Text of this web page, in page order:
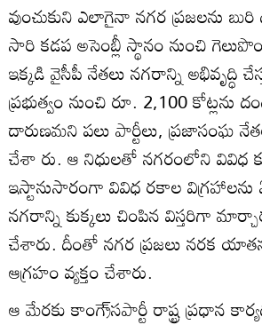
వుంచుకుని ఎలాగైనా నగర ప్రజలను
సారి కడప అసెంబ్లీ స్థానం నుంచి
ఇక్కడి వైసీపీ నేతలు నగరాన్ని అభివృద్ధి
ప్రభుత్వం నుంచి రూ. 2,100 కోట్లను
దారుణమని పలు పార్టీలు, ప్రజాసంఘ
చేశా రు. ఆ నిధులతో నగరంలోని వివిధ
ఇస్టానుసారంగా వివిధ రకాల విగ్రహాలను
నగరాన్ని కుక్కలు చింపిన విస్తరిగా
చేశారు. దీంతో నగర ప్రజలు నరక
ఆగ్రహం వ్యక్తం చేశారు.
ఆ మేరకు కాంగ్రె్‌సపార్టీ రాష్ట్ర ప్రధాన